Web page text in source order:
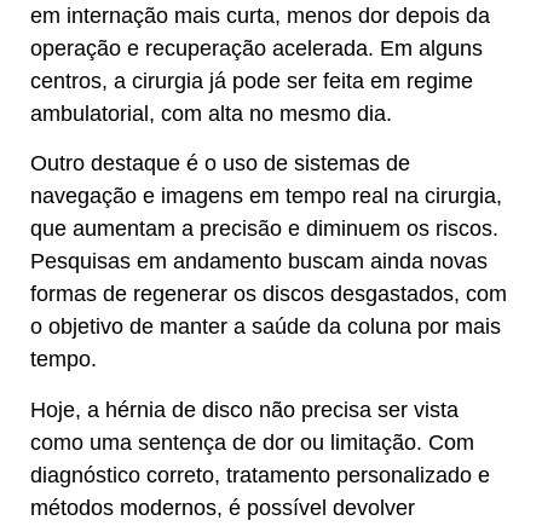
em internação mais curta, menos dor depois da
operação e recuperação acelerada. Em alguns
centros, a cirurgia já pode ser feita em regime
ambulatorial, com alta no mesmo dia.
Outro destaque é o uso de sistemas de
navegação e imagens em tempo real na cirurgia,
que aumentam a precisão e diminuem os riscos.
Pesquisas em andamento buscam ainda novas
formas de regenerar os discos desgastados, com
o objetivo de manter a saúde da coluna por mais
tempo.
Hoje, a hérnia de disco não precisa ser vista
como uma sentença de dor ou limitação. Com
diagnóstico correto, tratamento personalizado e
métodos modernos, é possível devolver